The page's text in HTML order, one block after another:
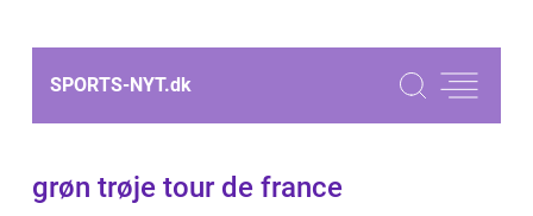
SPORTS-NYT.dk
grøn trøje tour de france